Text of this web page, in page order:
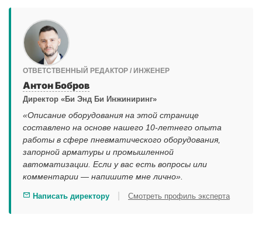
ОТВЕТСТВЕННЫЙ РЕДАКТОР / ИНЖЕНЕР
Антон Бобров
Директор «Би Энд Би Инжиниринг»
«Описание оборудования на этой странице
составлено на основе нашего 10-летнего опыта
работы в сфере пневматического оборудования,
запорной арматуры и промышленной
автоматизации. Если у вас есть вопросы или
комментарии — напишите мне лично».
Написать директору Смотреть профиль эксперта